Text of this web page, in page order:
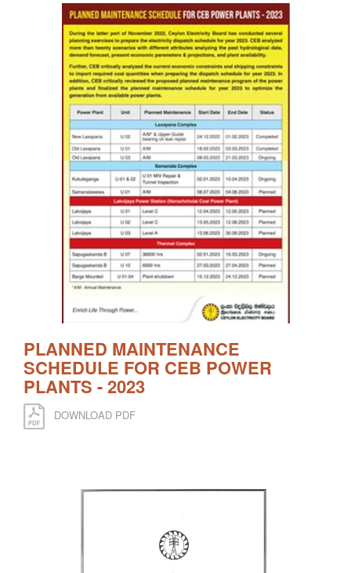
PLANNED MAINTENANCE
SCHEDULE FOR CEB POWER
PLANTS - 2023
DOWNLOAD PDF